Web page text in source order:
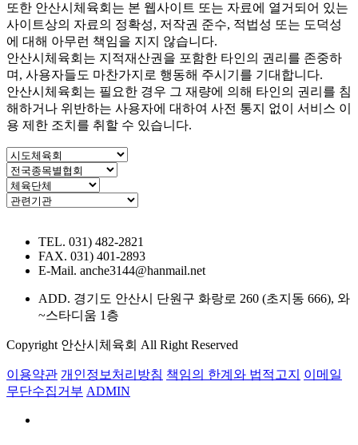
또한 안산시체육회는 본 웹사이트 또는 자료에 열거되어 있는
사이트상의 자료의 정확성, 저작권 준수, 적법성 또는 도덕성
에 대해 아무런 책임을 지지 않습니다.
안산시체육회는 지적재산권을 포함한 타인의 권리를 존중하
며, 사용자들도 마찬가지로 행동해 주시기를 기대합니다.
안산시체육회는 필요한 경우 그 재량에 의해 타인의 권리를 침
해하거나 위반하는 사용자에 대하여 사전 통지 없이 서비스 이
용 제한 조치를 취할 수 있습니다.
TEL. 031) 482-2821
FAX. 031) 401-2893
E-Mail. anche3144@hanmail.net
ADD. 경기도 안산시 단원구 화랑로 260 (초지동 666), 와
~스타디움 1층
Copyright 안산시체육회 All Right Reserved
이용약관 개인정보처리방침 책임의 한계와 법적고지
이메일
무단수집거부 ADMIN